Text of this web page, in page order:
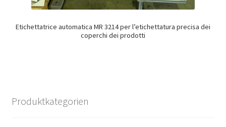
Etichettatrice automatica MR 3214 per l’etichettatura precisa dei
coperchi dei prodotti
Produktkategorien